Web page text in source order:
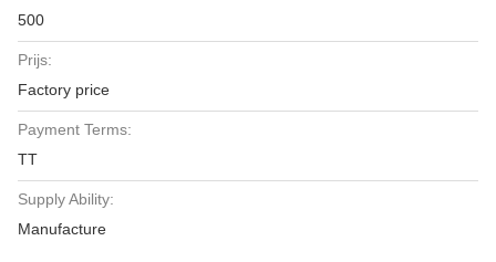
500
Prijs:
Factory price
Payment Terms:
TT
Supply Ability:
Manufacture